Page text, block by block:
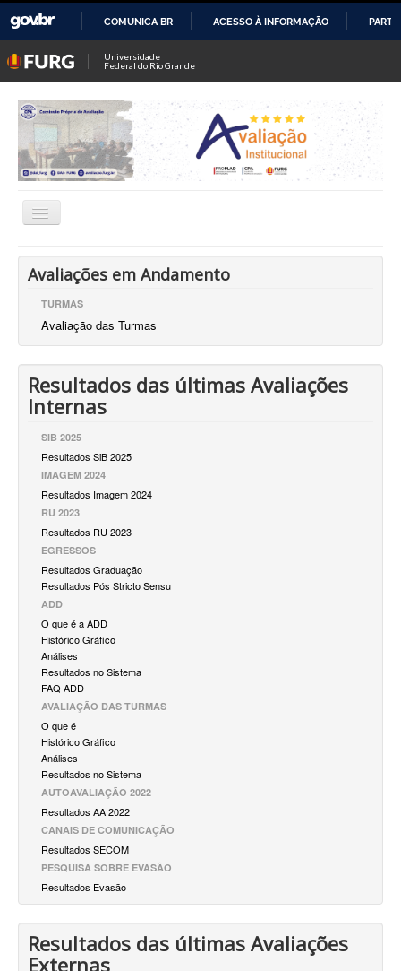
O
CONTEÚDO
COMUNICA BR ACESSO À INFORMAÇÃO
Universidade
Federal do Rio Grande
Alternar
Comissão Própria de Avaliação (CPA)
Dir. de Avaliação Institucional (DAI)
Coord. de Avaliação Institucional
CIAPs
Avaliações em Andamento
TURMAS
Avaliação das Turmas
Resultados das últimas Avaliações
Internas
SIB 2025
Resultados SiB 2025
IMAGEM 2024
Resultados Imagem 2024
RU 2023
Resultados RU 2023
EGRESSOS
Resultados Graduação
Resultados Pós Stricto Sensu
ADD
O que é a ADD
Histórico Gráfico
Análises
Resultados no Sistema
FAQ ADD
AVALIAÇÃO DAS TURMAS
O que é
Histórico Gráfico
Análises
Resultados no Sistema
AUTOAVALIAÇÃO 2022
Resultados AA 2022
CANAIS DE COMUNICAÇÃO
Resultados SECOM
PESQUISA SOBRE EVASÃO
Resultados Evasão
Resultados das últimas Avaliações
Externas